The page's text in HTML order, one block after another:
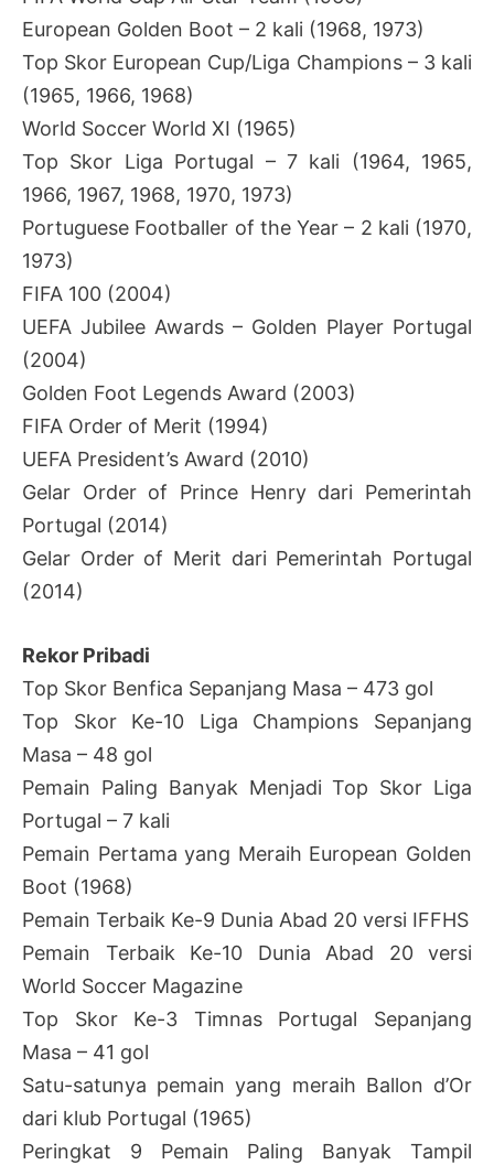
European Golden Boot – 2 kali (1968, 1973)
Top Skor European Cup/Liga Champions – 3 kali
(1965, 1966, 1968)
World Soccer World XI (1965)
Top Skor Liga Portugal – 7 kali (1964, 1965,
1966, 1967, 1968, 1970, 1973)
Portuguese Footballer of the Year – 2 kali (1970,
1973)
FIFA 100 (2004)
UEFA Jubilee Awards – Golden Player Portugal
(2004)
Golden Foot Legends Award (2003)
FIFA Order of Merit (1994)
UEFA President’s Award (2010)
Gelar Order of Prince Henry dari Pemerintah
Portugal (2014)
Gelar Order of Merit dari Pemerintah Portugal
(2014)
Rekor Pribadi
Top Skor Benfica Sepanjang Masa – 473 gol
Top Skor Ke-10 Liga Champions Sepanjang
Masa – 48 gol
Pemain Paling Banyak Menjadi Top Skor Liga
Portugal – 7 kali
Pemain Pertama yang Meraih European Golden
Boot (1968)
Pemain Terbaik Ke-9 Dunia Abad 20 versi IFFHS
Pemain Terbaik Ke-10 Dunia Abad 20 versi
World Soccer Magazine
Top Skor Ke-3 Timnas Portugal Sepanjang
Masa – 41 gol
Satu-satunya pemain yang meraih Ballon d’Or
dari klub Portugal (1965)
Peringkat 9 Pemain Paling Banyak Tampil